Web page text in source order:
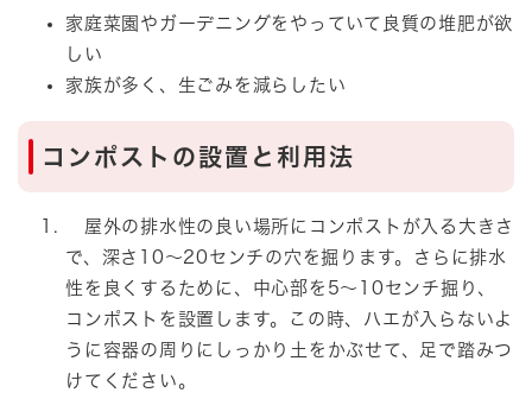
家庭菜園やガーデニングをやっていて良質の堆肥が欲
しい
家族が多く、生ごみを減らしたい
コンポストの設置と利用法
屋外の排水性の良い場所にコンポストが入る大きさ
で、深さ10～20センチの穴を掘ります。さらに排水
性を良くするために、中心部を5～10センチ掘り、
コンポストを設置します。この時、ハエが入らないよ
うに容器の周りにしっかり土をかぶせて、足で踏みつ
けてください。